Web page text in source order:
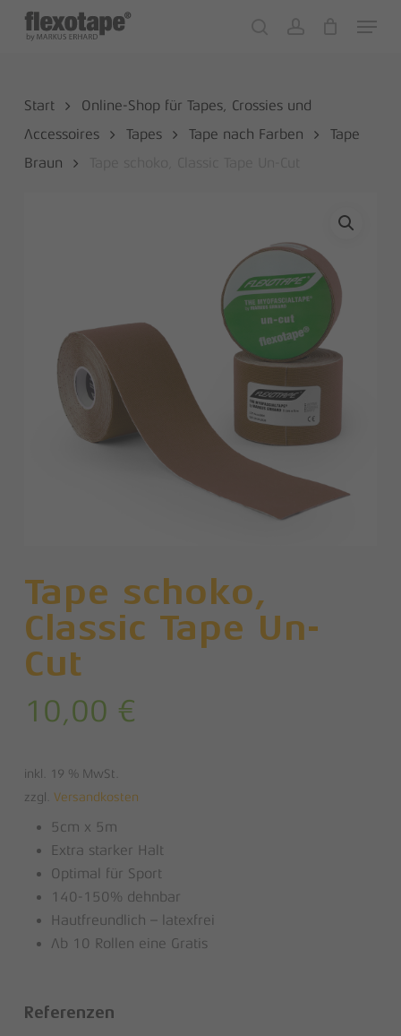
Menu
Cart
Start
Online-Shop für Tapes, Crossies und
Accessoires
Tapes Tape nach Farben
Tape
Braun
Tape schoko,
Classic Tape Un-
Cut
10,00 €
inkl. 19 % MwSt.
zzgl. Versandkosten
5cm x 5m
Extra starker Halt
Optimal für Sport
140-150% dehnbar
Hautfreundlich – latexfrei
Ab 10 Rollen eine Gratis
Referenzen